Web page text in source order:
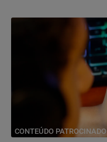
CONTEÚDO PATROCINADO